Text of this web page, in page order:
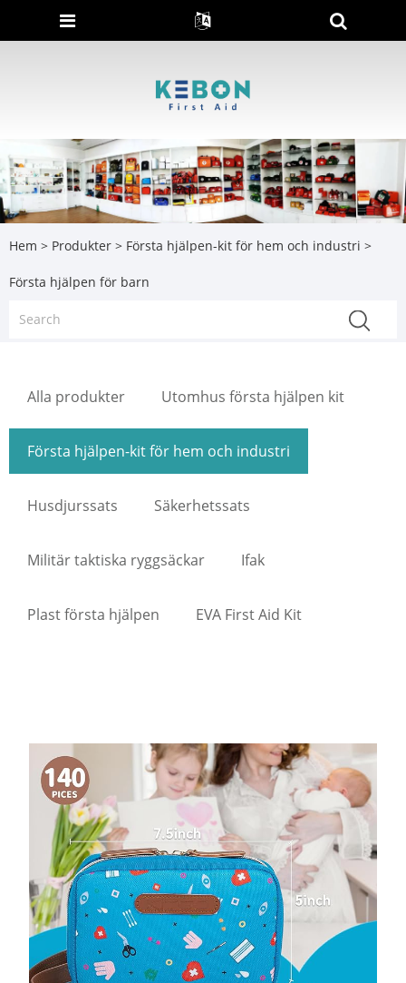
Hem > Produkter > Första hjälpen-kit för hem och industri >
Första hjälpen för barn
Alla produkter Utomhus första hjälpen kit
Första hjälpen-kit för hem och industri
Husdjurssats Säkerhetssats
Militär taktiska ryggsäckar Ifak
Plast första hjälpen EVA First Aid Kit